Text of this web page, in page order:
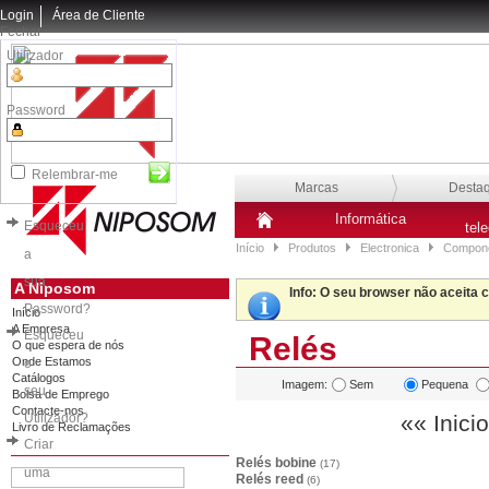
Login
Fechar
Utilizador
Password
Relembrar-me
Esqueceu
a
sua
Password?
Esqueceu
o
seu
Utilizador?
Criar
uma
Área de Cliente
Marcas
Informática
Início Produtos Electronica
A Niposom
Início
A Empresa
O que espera de nós
Onde Estamos
Catálogos
Bolsa de Emprego
Contacte-nos
Livro de Reclamações
Info: O seu browser não aceita
Relés
Imagem: Sem Pequena
«« Inicio
Relés bobine (17)
Relés reed (6)